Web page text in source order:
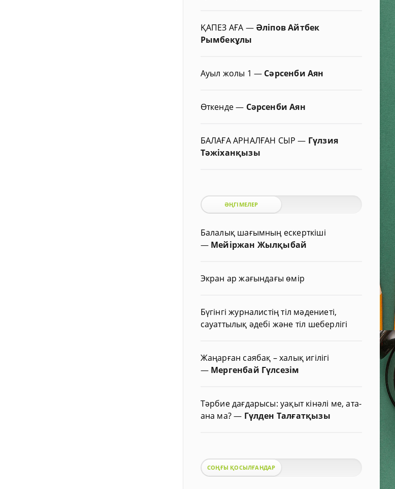
ҚАПЕЗ АҒА — Әліпов Айтбек
Рымбекұлы
Ауыл жолы 1 — Сәрсенби Аян
Өткенде— Сәрсенби Аян
БАЛАҒА АРНАЛҒАН СЫР— Гүлзия
Тәжіханқызы
ӘҢГІМЕЛЕР
Балалық шағымның ескерткіші
— Мейіржан Жылқыбай
Экран ар жағындағы өмір
Бүгінгі журналистің тіл мәдениеті,
сауаттылық әдебі және тіл шеберлігі
Жаңарған саябақ – халық игілігі
— Мергенбай Гүлсезім
Тәрбие дағдарысы: уақыт кінәлі ме, ата-
ана ма?— Гүлден Талғатқызы
СОҢҒЫ ҚОСЫЛҒАНДАР